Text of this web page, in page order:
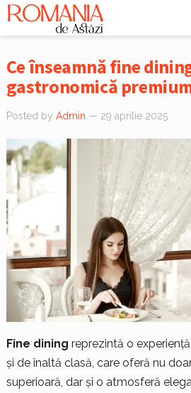
Ce înseamnă fine
gastronomică
Posted by Admin — 29 aprilie 2025
Fine dining reprezintă o
și de înaltă clasă, care oferă nu
superioară, dar și o atmosferă